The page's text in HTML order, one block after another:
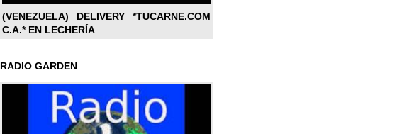
(VENEZUELA) DELIVERY *TUCARNE.COM
C.A.* EN LECHERÍA
RADIO GARDEN